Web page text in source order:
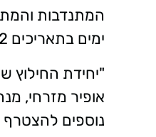
ימים בתאריכים 15.12, 22.12, 23.12, בין השעות 22:00-17:00.
"יחידת החילוץ
אופיר מזרחי,
נוספים להצטרף